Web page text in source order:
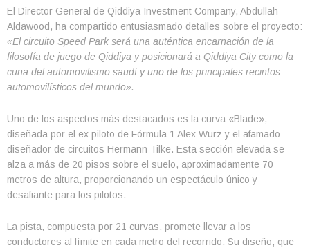
El Director General de Qiddiya Investment Company, Abdullah
Aldawood, ha compartido entusiasmado detalles sobre el proyecto:
«El circuito Speed Park será una auténtica encarnación de la
filosofía de juego de Qiddiya y posicionará a Qiddiya City como la
cuna del automovilismo saudí y uno de los principales recintos
automovilísticos del mundo».
Uno de los aspectos más destacados es la curva «Blade»,
diseñada por el ex piloto de Fórmula 1 Alex Wurz y el afamado
diseñador de circuitos Hermann Tilke. Esta sección elevada se
alza a más de 20 pisos sobre el suelo, aproximadamente 70
metros de altura, proporcionando un espectáculo único y
desafiante para los pilotos.
La pista, compuesta por 21 curvas, promete llevar a los
conductores al límite en cada metro del recorrido. Su diseño, que